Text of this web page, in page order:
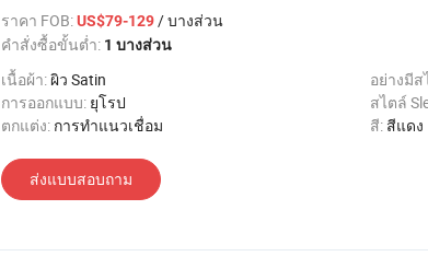
ราคา FOB:US$79-129/ บางส่วน
คำสั่งซื้อขั้นต่ำ: 1 บางส่วน
เนื้อผ้า:ผิว Satin อย่างมีส
การออกแบบ: ยุโรป สไตล์
ตกแต่ง: การทำแนวเชื่อม สี: สีแดง
ส่งแบบสอบถาม